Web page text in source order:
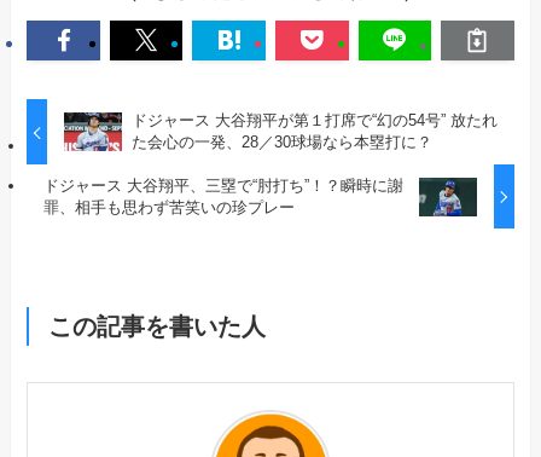
ドジャース 大谷翔平が第１打席で“幻の54号” 放たれ
た会心の一発、28／30球場なら本塁打に？
ドジャース 大谷翔平、三塁で“肘打ち”！？瞬時に謝
罪、相手も思わず苦笑いの珍プレー
この記事を書いた人